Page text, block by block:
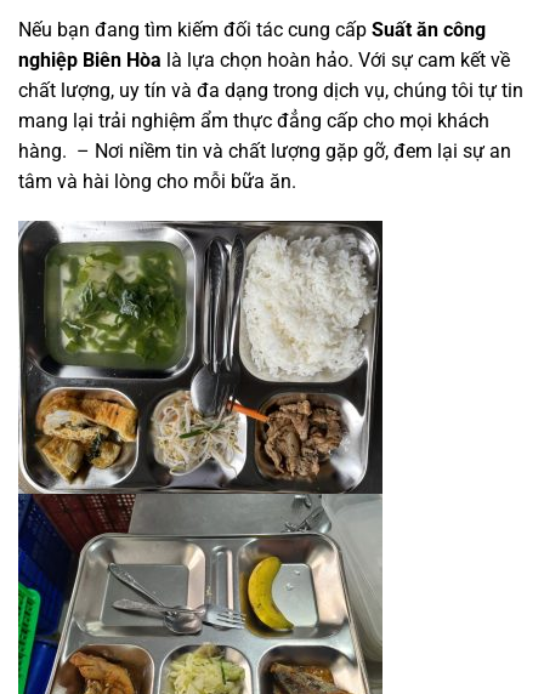
Nếu bạn đang tìm kiếm đối tác cung cấp Suất ăn công
nghiệp Biên Hòa là lựa chọn hoàn hảo. Với sự cam kết về
chất lượng, uy tín và đa dạng trong dịch vụ, chúng tôi tự tin
mang lại trải nghiệm ẩm thực đẳng cấp cho mọi khách
hàng. – Nơi niềm tin và chất lượng gặp gỡ, đem lại sự an
tâm và hài lòng cho mỗi bữa ăn.